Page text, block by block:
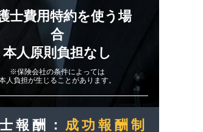
士費用特約を使う場
合
本人原則負担なし
※保険会社の条件によっては
人負担が生じることがあります。
報酬： 成功報酬制